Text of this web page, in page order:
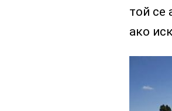
той се
ако